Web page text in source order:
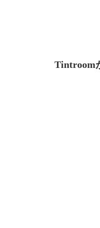
Tintroom